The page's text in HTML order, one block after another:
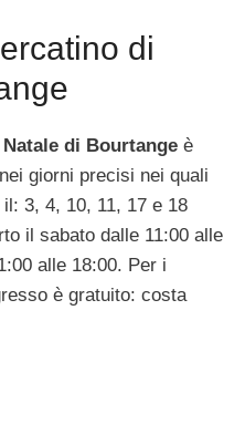
di
di Bourtange è
giorni precisi nei quali
3, 4, 10, 11, 17 e 18
il sabato dalle 11:00 alle
alle 18:00. Per i
è gratuito: costa